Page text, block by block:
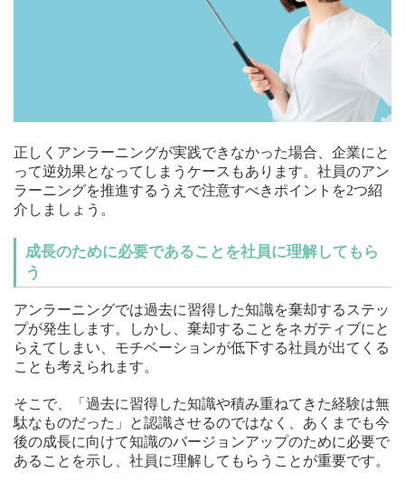
正しくアンラーニングが実践できなかった場合、企業にと
って逆効果となってしまうケースもあります。社員のアン
ラーニングを推進するうえで注意すべきポイントを2つ紹
介しましょう。
成長のために必要であることを社員に理解してもら
う
アンラーニングでは過去に習得した知識を棄却するステッ
プが発生します。しかし、棄却することをネガティブにと
らえてしまい、モチベーションが低下する社員が出てくる
ことも考えられます。
そこで、「過去に習得した知識や積み重ねてきた経験は無
駄なものだった」と認識させるのではなく、あくまでも今
後の成長に向けて知識のバージョンアップのために必要で
あることを示し、社員に理解してもらうことが重要です。